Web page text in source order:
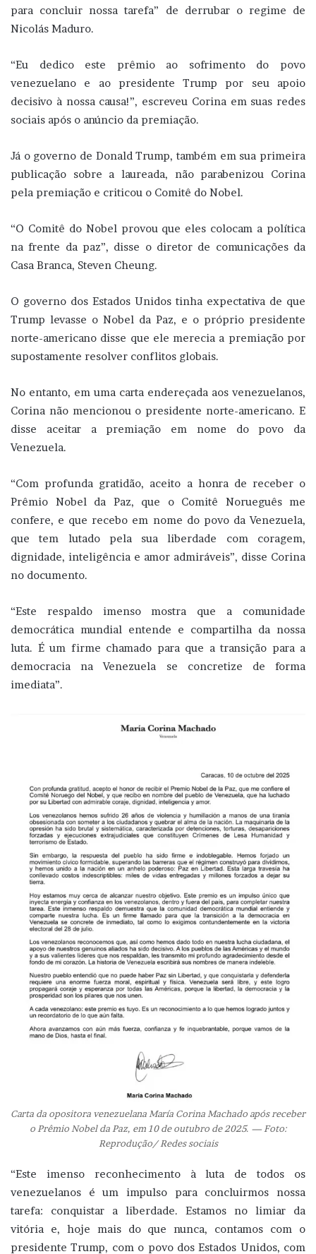
para concluir nossa tarefa” de derrubar o regime de
Nicolás Maduro.
“Eu dedico este prêmio ao sofrimento do povo
venezuelano e ao presidente Trump por seu apoio
decisivo à nossa causa!”, escreveu Corina em suas redes
sociais após o anúncio da premiação.
Já o governo de Donald Trump, também em sua primeira
publicação sobre a laureada, não parabenizou Corina
pela premiação e criticou o Comitê do Nobel.
“O Comitê do Nobel provou que eles colocam a política
na frente da paz”, disse o diretor de comunicações da
Casa Branca, Steven Cheung.
O governo dos Estados Unidos tinha expectativa de que
Trump levasse o Nobel da Paz, e o próprio presidente
norte-americano disse que ele merecia a premiação por
supostamente resolver conflitos globais.
No entanto, em uma carta endereçada aos venezuelanos,
Corina não mencionou o presidente norte-americano. E
disse aceitar a premiação em nome do povo da
Venezuela.
“Com profunda gratidão, aceito a honra de receber o
Prêmio Nobel da Paz, que o Comitê Norueguês me
confere, e que recebo em nome do povo da Venezuela,
que tem lutado pela sua liberdade com coragem,
dignidade, inteligência e amor admiráveis”, disse Corina
no documento.
“Este respaldo imenso mostra que a comunidade
democrática mundial entende e compartilha da nossa
luta. É um firme chamado para que a transição para a
democracia na Venezuela se concretize de forma
imediata”.
Carta da opositora venezuelana María Corina Machado após receber
o Prêmio Nobel da Paz, em 10 de outubro de 2025. — Foto:
Reprodução/ Redes sociais
“Este imenso reconhecimento à luta de todos os
venezuelanos é um impulso para concluirmos nossa
tarefa: conquistar a liberdade. Estamos no limiar da
vitória e, hoje mais do que nunca, contamos com o
presidente Trump, com o povo dos Estados Unidos, com